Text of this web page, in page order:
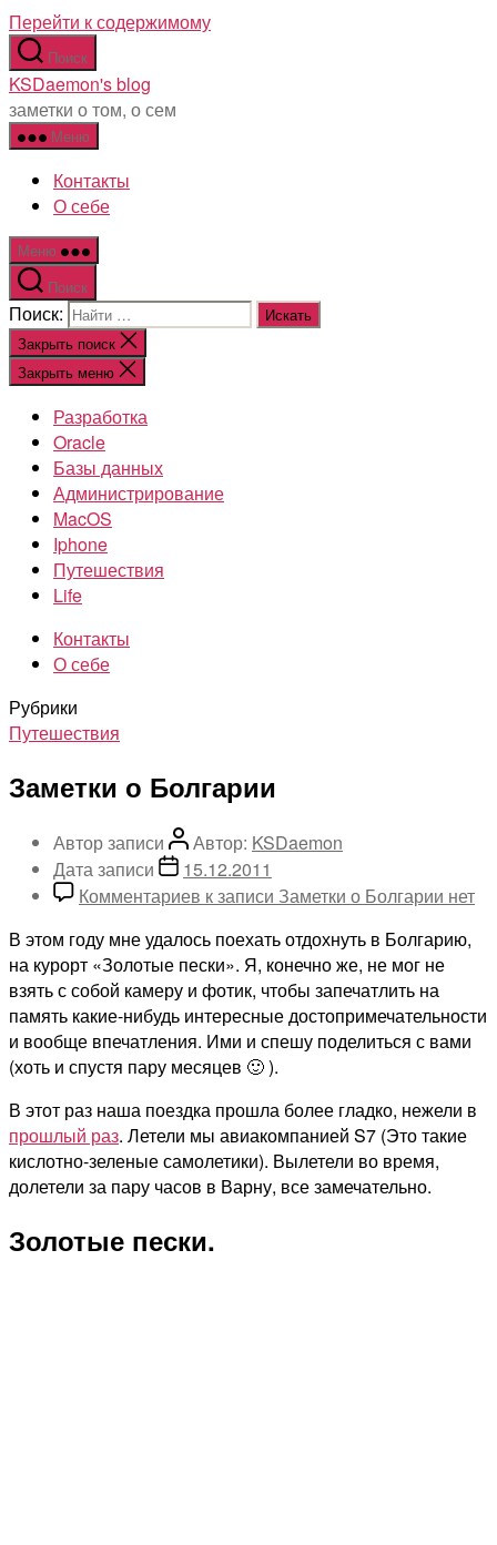
Перейти к содержимому
Поиск
KSDaemon's blog
заметки о том, о сем
Меню
Контакты
О себе
Меню
Поиск
Поиск:
Закрыть поиск
Закрыть меню
Разработка
Oracle
Базы данных
Администрирование
MacOS
Iphone
Путешествия
Life
Контакты
О себе
Рубрики
Путешествия
Заметки о Болгарии
Автор записи Автор: KSDaemon
Дата записи
15.12.2011
Комментариев к записи Заметки о Болгарии нет
В этом году мне удалось поехать отдохнуть в Болгарию,
на курорт «Золотые пески». Я, конечно же, не мог не
взять с собой камеру и фотик, чтобы запечатлить на
память какие-нибудь интересные достопримечательности
и вообще впечатления. Ими и спешу поделиться с вами
(хоть и спустя пару месяцев 🙂 ).
В этот раз наша поездка прошла более гладко, нежели в
прошлый раз. Летели мы авиакомпанией S7 (Это такие
кислотно-зеленые самолетики). Вылетели во время,
долетели за пару часов в Варну, все замечательно.
Золотые пески.